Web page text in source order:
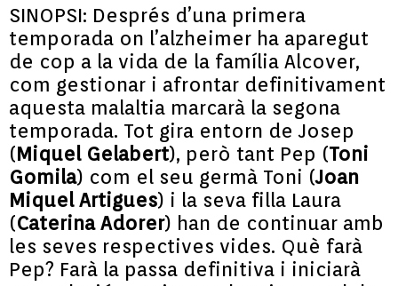
SINOPSI: Després d’una primera
temporada on l’alzheimer ha aparegut
de cop a la vida de la família Alcover,
com gestionar i afrontar definitivament
aquesta malaltia marcarà la segona
temporada. Tot gira entorn de Josep
(Miquel Gelabert), però tant Pep (Toni
Gomila) com el seu germà Toni (Joan
Miquel Artigues) i la seva filla Laura
(Caterina Adorer) han de continuar amb
les seves respectives vides. Què farà
Pep? Farà la passa definitiva i iniciarà